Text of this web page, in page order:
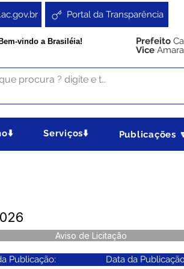
Portal da Transparência
vindo a Brasiléia! Prefeito
Vice
Serviços⬇️ Publicações
Aviso de Licitação
Publicação: Data da